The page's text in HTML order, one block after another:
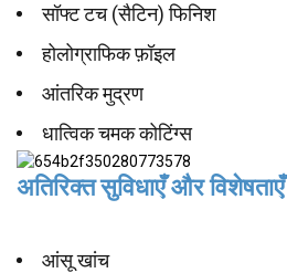
सॉफ्ट टच (सैटिन) फिनिश
होलोग्राफिक फ़ॉइल
आंतरिक मुद्रण
धात्विक चमक कोटिंग्स
अतिरिक्त सुविधाएँ और विशेषताएँ
आंसू खांच